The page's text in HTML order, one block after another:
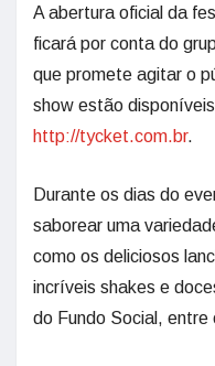
A abertura oficial da
ficará por conta do
que promete agitar o
show estão
http://tycket.com.br.
Durante os dias do
saborear uma
como os deliciosos
incríveis shakes e
do Fundo Social, entre